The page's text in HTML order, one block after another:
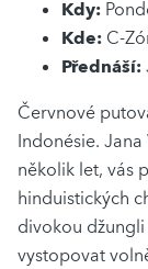
Kdy:
Kde: C-
Přednáší:
Červnové
Indonésie.
několik let, vás
hinduistických
divokou
vystopovat